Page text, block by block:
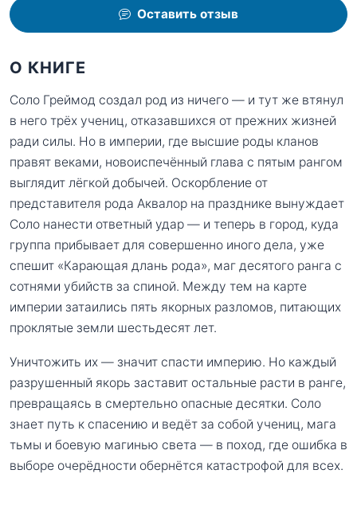
Оставить отзыв
О КНИГЕ
Соло Греймод создал род из ничего — и тут же втянул
в него трёх учениц, отказавшихся от прежних жизней
ради силы. Но в империи, где высшие роды кланов
правят веками, новоиспечённый глава с пятым рангом
выглядит лёгкой добычей. Оскорбление от
представителя рода Аквалор на празднике вынуждает
Соло нанести ответный удар — и теперь в город, куда
группа прибывает для совершенно иного дела, уже
спешит «Карающая длань рода», маг десятого ранга с
сотнями убийств за спиной. Между тем на карте
империи затаились пять якорных разломов, питающих
проклятые земли шестьдесят лет.
Уничтожить их — значит спасти империю. Но каждый
разрушенный якорь заставит остальные расти в ранге,
превращаясь в смертельно опасные десятки. Соло
знает путь к спасению и ведёт за собой учениц, мага
тьмы и боевую магинью света — в поход, где ошибка в
выборе очерёдности обернётся катастрофой для всех.